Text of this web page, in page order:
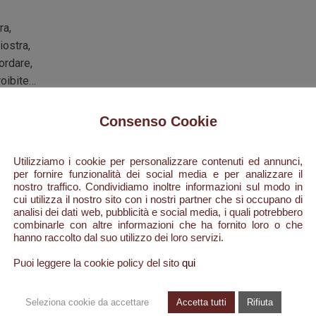
Roma:
tutte diverse fra loro, duecentocinquanta anime, poco più
d’altri tempi. Da qui inizia la storia di Celestino Durante
papà Giuseppe e mamma Lucia.
capo di bestiame, erano state e sono le uniche risorse
Consenso Cookie
Utilizziamo i cookie per personalizzare contenuti ed annunci,
per fornire funzionalità dei social media e per analizzare il
nostro traffico. Condividiamo inoltre informazioni sul modo in
cui utilizza il nostro sito con i nostri partner che si occupano di
analisi dei dati web, pubblicità e social media, i quali potrebbero
combinarle con altre informazioni che ha fornito loro o che
hanno raccolto dal suo utilizzo dei loro servizi.
Puoi leggere la cookie policy del sito qui
Seleziona cookie da accettare Accetta tutti Rifiuta